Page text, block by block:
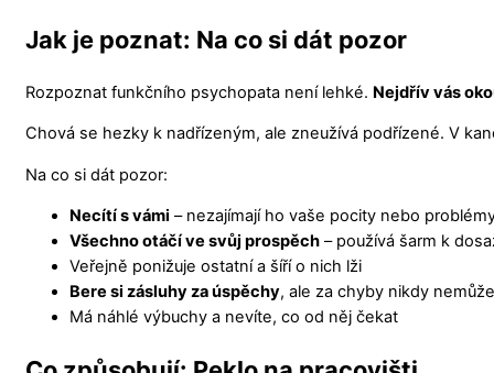
Jak je poznat: Na co si dát pozor
Rozpoznat funkčního psychopata není lehké. Nejdřív vás
Chová se hezky k nadřízeným, ale zneužívá podřízené. V
Na co si dát pozor:
Necítí s vámi – nezajímají ho vaše pocity nebo
Všechno otáčí ve svůj prospěch – používá šarm k
Veřejně ponižuje ostatní a šíří o nich lži
Bere si zásluhy za úspěchy, ale za chyby nikdy nemůže
Má náhlé výbuchy a nevíte, co od něj čekat